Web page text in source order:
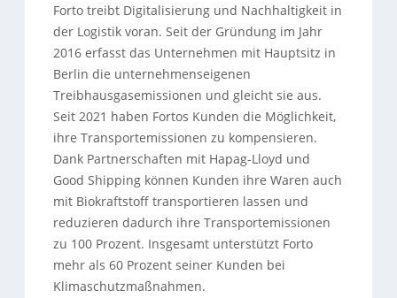
Forto treibt Digitalisierung und Nachhaltigkeit in
der Logistik voran. Seit der Gründung im Jahr
2016 erfasst das Unternehmen mit Hauptsitz in
Berlin die unternehmenseigenen
Treibhausgasemissionen und gleicht sie aus.
Seit 2021 haben Fortos Kunden die Möglichkeit,
ihre Transportemissionen zu kompensieren.
Dank Partnerschaften mit Hapag-Lloyd und
Good Shipping können Kunden ihre Waren auch
mit Biokraftstoff transportieren lassen und
reduzieren dadurch ihre Transportemissionen
zu 100 Prozent. Insgesamt unterstützt Forto
mehr als 60 Prozent seiner Kunden bei
Klimaschutzmaßnahmen.